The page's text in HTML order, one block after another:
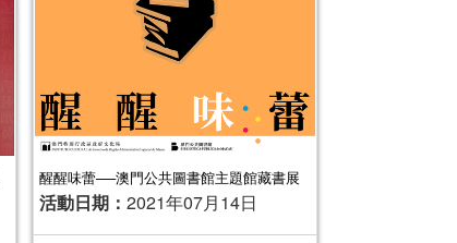
醒醒味蕾──澳門公共圖書館主題館藏書展
活動日期： 2021年07月14日